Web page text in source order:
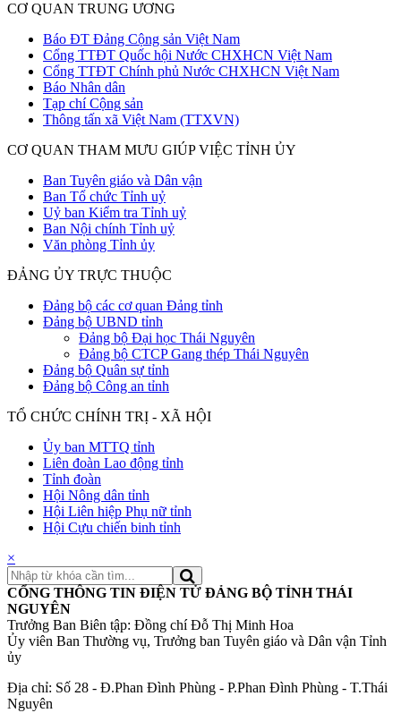
CƠ QUAN TRUNG ƯƠNG
Báo ĐT Đảng Cộng sản Việt Nam
Cổng TTĐT Quốc hội Nước CHXHCN Việt Nam
Cổng TTĐT Chính phủ Nước CHXHCN Việt Nam
Báo Nhân dân
Tạp chí Cộng sản
Thông tấn xã Việt Nam (TTXVN)
CƠ QUAN THAM MƯU GIÚP VIỆC TỈNH ỦY
Ban Tuyên giáo và Dân vận
Ban Tổ chức Tỉnh uỷ
Uỷ ban Kiểm tra Tỉnh uỷ
Ban Nội chính Tỉnh uỷ
Văn phòng Tỉnh ủy
ĐẢNG ỦY TRỰC THUỘC
Đảng bộ các cơ quan Đảng tỉnh
Đảng bộ UBND tỉnh
Đảng bộ Đại học Thái Nguyên
Đảng bộ CTCP Gang thép Thái Nguyên
Đảng bộ Quân sự tỉnh
Đảng bộ Công an tỉnh
TỔ CHỨC CHÍNH TRỊ - XÃ HỘI
Ủy ban MTTQ tỉnh
Liên đoàn Lao động tỉnh
Tỉnh đoàn
Hội Nông dân tỉnh
Hội Liên hiệp Phụ nữ tỉnh
Hội Cựu chiến binh tỉnh
×
CỔNG THÔNG TIN ĐIỆN TỬ ĐẢNG BỘ TỈNH THÁI
NGUYÊN
Trưởng Ban Biên tập: Đồng chí Đỗ Thị Minh Hoa
Ủy viên Ban Thường vụ, Trưởng ban Tuyên giáo và Dân vận Tỉnh
ủy
Địa chỉ: Số 28 - Đ.Phan Đình Phùng - P.Phan Đình Phùng - T.Thái
Nguyên